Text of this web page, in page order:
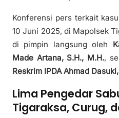
Konferensi pers terkait
10 Juni 2025, di Mapolsek
di pimpin langsung oleh
Made Artana, S.H., M.H.,
Reskrim IPDA Ahmad
Lima Pengedar
Tigaraksa, Curug,